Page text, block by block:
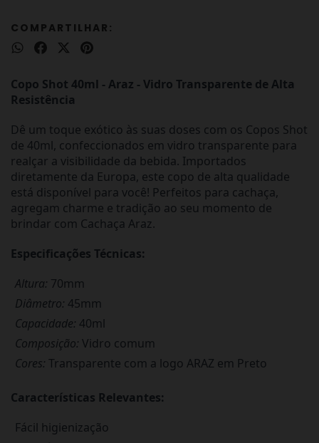
COMPARTILHAR:
Copo Shot 40ml - Araz - Vidro Transparente de Alta
Resistência
Dê um toque exótico às suas doses com os Copos Shot
de 40ml, confeccionados em vidro transparente para
realçar a visibilidade da bebida. Importados
diretamente da Europa, este copo de alta qualidade
está disponível para você! Perfeitos para cachaça,
agregam charme e tradição ao seu momento de
brindar com Cachaça Araz.
Especificações Técnicas:
Altura: 70mm
Diâmetro: 45mm
Capacidade: 40ml
Composição: Vidro comum
Cores: Transparente com a logo ARAZ em Preto
Características Relevantes:
Fácil higienização